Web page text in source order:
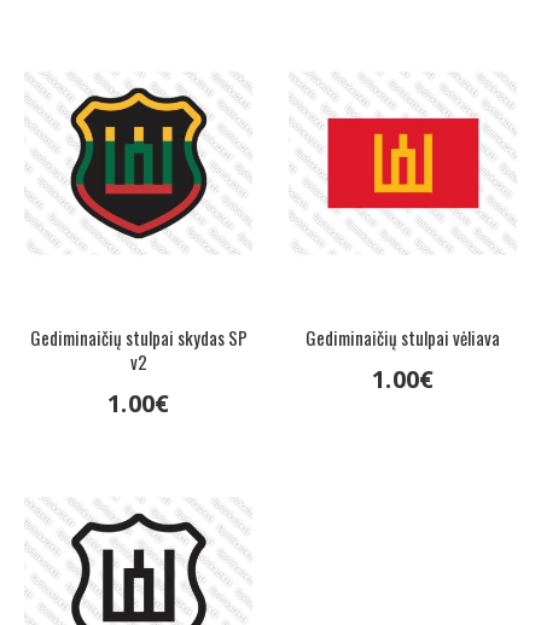
Gediminaičių stulpai skydas SP
v2
1.00€
Gediminaičių stulpai vėliava
1.00€